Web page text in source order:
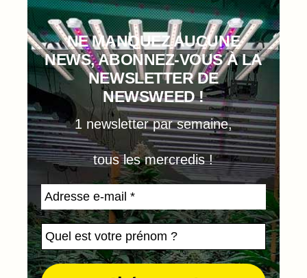
NE MANQUEZ AUCUNE
NEWS, ABONNEZ-VOUS À LA
NEWSLETTER DE
NEWSWEED !
1 newsletter par semaine,
tous les mercredis !